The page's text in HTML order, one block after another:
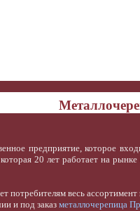
предприятие, которое
20 лет работает на рынке
потребителям весь
и под заказметаллочерепица